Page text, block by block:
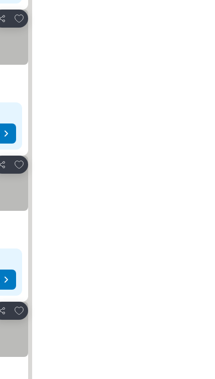
Teilen
Zu Favoriten hinzufügen
Teilen
Zu Favoriten hinzufügen
Teilen
Zu Favoriten hinzufügen